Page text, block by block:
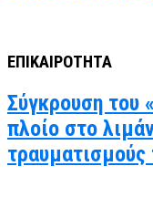
ΕΠΙΚΑΙΡΟΤΗΤΑ
Σύγκρουση του
πλοίο στο
τραυματισμούς